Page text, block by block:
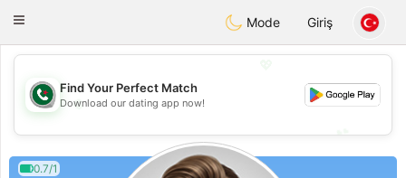
Weshrak
Toggle
Mode Giriş
💖
💕
Find Your Perfect Match
Download our dating app now!
0.7/1